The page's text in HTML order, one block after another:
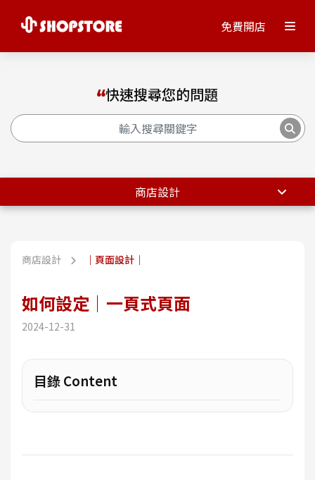
免費開店
快速搜尋您的問題
商店設計
商店設計 ｜頁面設計｜
如何設定｜一頁式頁面
2024-12-31
目錄 Content